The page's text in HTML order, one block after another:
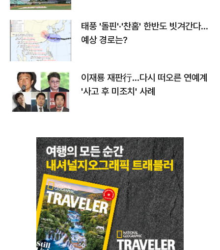
태풍 '돌핀'·'찬홈' 한반도 빗겨간다…
예상 경로는?
이재룡 재판行…다시 떠오른 연예계
'사고 후 미조치' 사례